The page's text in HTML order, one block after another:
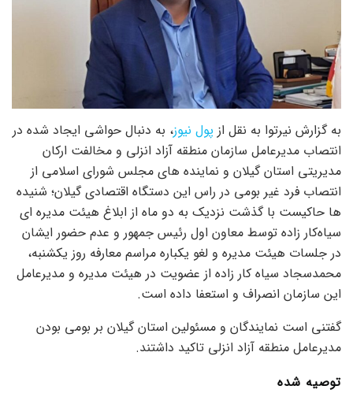
به گزارش نیرتوا به نقل از پول نیوز، به دنبال حواشی ایجاد شده در
انتصاب مدیرعامل سازمان منطقه آزاد انزلی و مخالفت ارکان
مدیریتی استان گیلان و نماینده های مجلس شورای اسلامی از
انتصاب فرد غیر بومی در راس این دستگاه اقتصادی گیلان؛ شنیده
ها حاکیست با گذشت نزدیک به دو ماه از ابلاغ هیئت مدیره ای
سیاه‌کار زاده توسط معاون اول رئیس جمهور و عدم حضور ایشان
در جلسات هیئت مدیره و لغو یکباره مراسم معارفه روز یکشنبه،
محمدسجاد سیاه کار زاده از عضویت در هیئت مدیره و مدیرعامل
این سازمان انصراف و استعفا داده است.
گفتنی است نمایندگان و مسئولین استان گیلان بر بومی بودن
مدیرعامل منطقه آزاد انزلی تاکید داشتند.
توصیه شده